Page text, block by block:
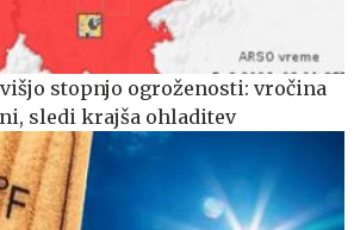
stopnjo ogroženosti: vročina
sledi krajša ohladitev